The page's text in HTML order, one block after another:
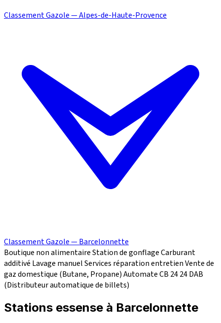
Classement Gazole — Alpes-de-Haute-Provence
Classement Gazole — Barcelonnette
Boutique non alimentaireStation de gonflageCarburant
additivé Lavage manuelServices réparationentretienVente de
gaz domestique (Butane, Propane)Automate CB 2424DAB
(Distributeur automatique de billets)
Stations essense à Barcelonnette